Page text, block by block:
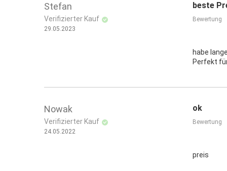
Stefan
Verifizierter Kauf
29.05.2023
beste
Bewertung
habe
Perfekt
Nowak
Verifizierter Kauf
24.05.2022
ok
Bewertung
preis